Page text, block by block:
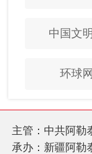
中国文
环球网
主管：中共阿勒
承办：新疆阿勒